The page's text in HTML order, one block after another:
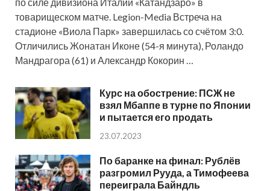
товарищеском матче. Legion-Media Встреча на
стадионе «Виола Парк» завершилась со счётом 3:0.
Отличились Жонатан Иконе (54-я минута), Роландо
Мандрагора (61) и Александр Кокорин …
Курс на обострение: ПСЖ не
взял Мбаппе в турне по Японии
и пытается его продать
23.07.2023
По баранке на финал: Рублёв
разгромил Рууда, а Тимофеева
переиграла Байндль